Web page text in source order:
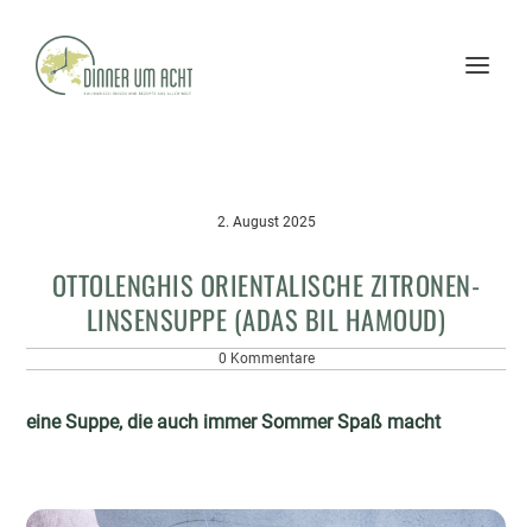
2. August 2025
OTTOLENGHIS ORIENTALISCHE ZITRONEN-
LINSENSUPPE (ADAS BIL HAMOUD)
0 Kommentare
eine Suppe, die auch immer Sommer Spaß macht